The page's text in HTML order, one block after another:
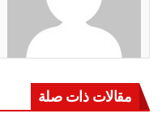
مقالات ذات صلة